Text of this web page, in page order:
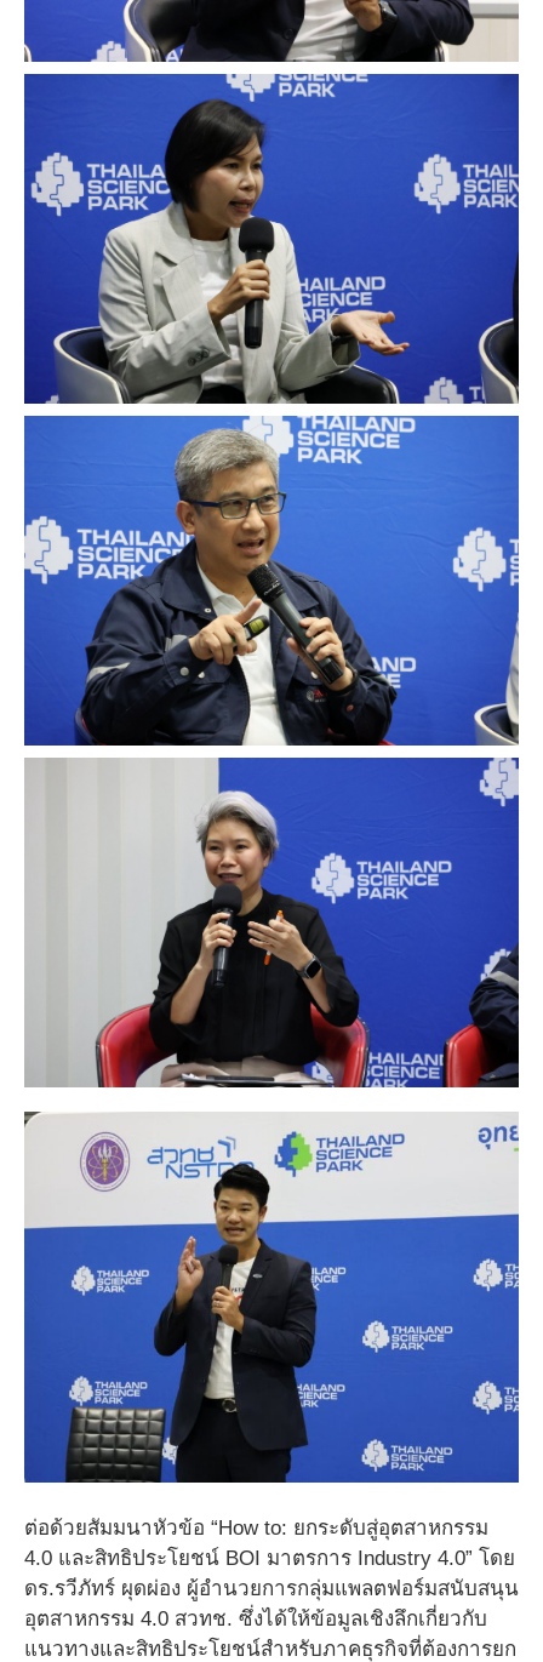
ต่อด้วยสัมมนาหัวข้อ “How to: ยกระดับสู่อุตสาหกรรม
4.0 และสิทธิประโยชน์ BOI มาตรการ Industry 4.0” โดย
ดร.รวีภัทร์ ผุดผ่อง ผู้อํานวยการกลุ่มแพลตฟอร์มสนับสนุน
อุตสาหกรรม 4.0 สวทช. ซึ่งได้ให้ข้อมูลเชิงลึกเกี่ยวกับ
แนวทางและสิทธิประโยชน์สำหรับภาคธุรกิจที่ต้องการยก